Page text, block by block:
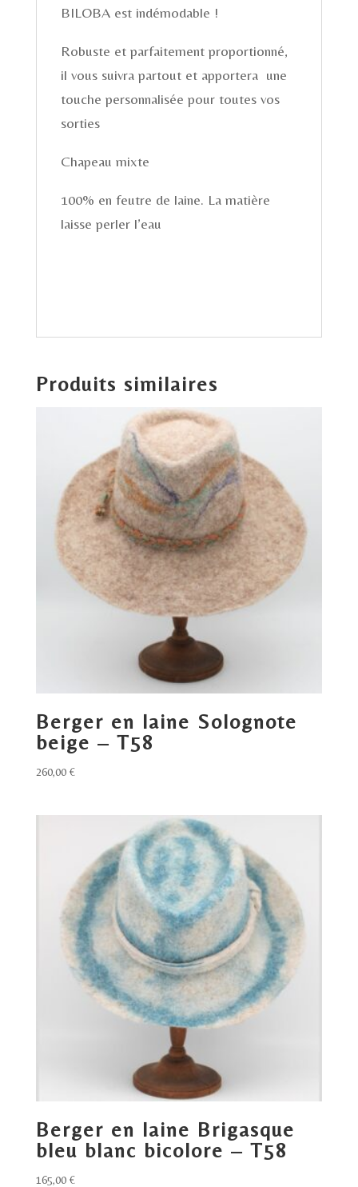
BILOBA est indémodable !
Robuste et parfaitement proportionné,
il vous suivra partout et apportera une
touche personnalisée pour toutes vos
sorties
Chapeau mixte
100% en feutre de laine. La matière
laisse perler l’eau
Produits similaires
Berger en laine Solognote
beige – T58
260,00 €
Berger en laine Brigasque
bleu blanc bicolore – T58
165,00 €